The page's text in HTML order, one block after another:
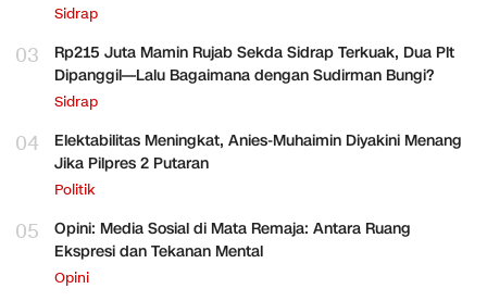
Sidrap
03
Rp215 Juta Mamin Rujab Sekda Sidrap Terkuak, Dua Plt
Dipanggil—Lalu Bagaimana dengan Sudirman Bungi?
Sidrap
04
Elektabilitas Meningkat, Anies-Muhaimin Diyakini Menang
Jika Pilpres 2 Putaran
Politik
05
Opini: Media Sosial di Mata Remaja: Antara Ruang
Ekspresi dan Tekanan Mental
Opini